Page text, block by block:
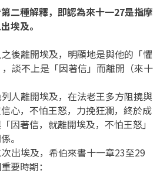
種解釋，即認為來十一27是指摩
埃及。
後離開埃及，明顯地是與他的「懼
談不上是「因著信」而離開（來十
人離開埃及，在法老王多方阻撓與
心，不怕王怒，力挽狂瀾，終於成
因著信，就離開埃及，不怕王怒」
。
出埃及，希伯來書十一章23至29
要時期：